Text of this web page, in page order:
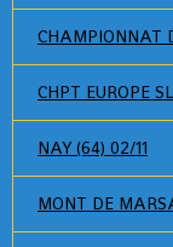
CHAMPIONNAT
CHPT EUROPE
NAY (64) 02/11
MONT DE